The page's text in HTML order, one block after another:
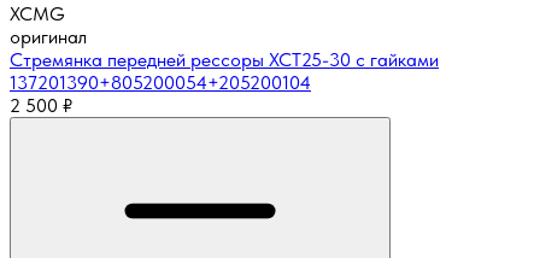
XCMG
оригинал
Стремянка передней рессоры XCT25-30 с гайками
137201390+805200054+205200104
2 500 ₽